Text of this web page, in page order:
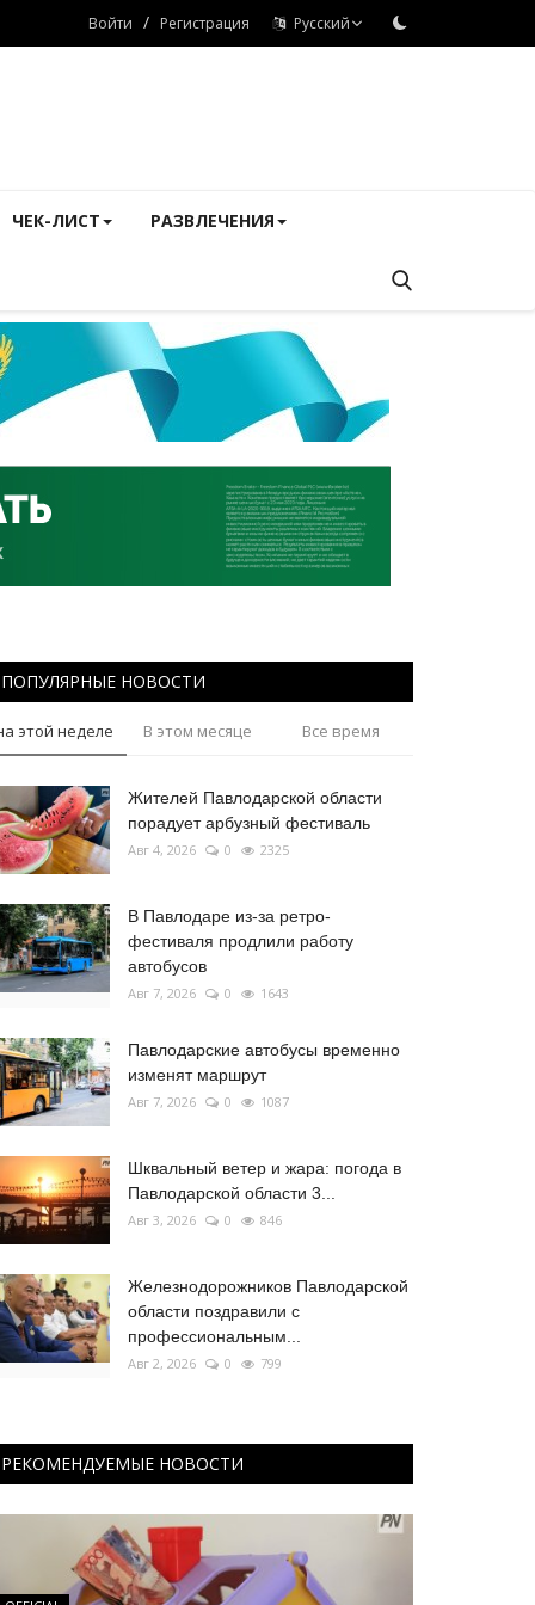
Войти / Регистрация Русский
ЧЕК-ЛИСТ РАЗВЛЕЧЕНИЯ
ПОПУЛЯРНЫЕ НОВОСТИ
этой неделе В этом месяце Все время
Жителей Павлодарской области
порадует арбузный фестиваль
Авг 4, 2026 0 2325
В Павлодаре из-за ретро-
фестиваля продлили работу
автобусов
Авг 7, 2026 0 1643
Павлодарские автобусы временно
изменят маршрут
Авг 7, 2026 0 1087
Шквальный ветер и жара: погода в
Павлодарской области 3...
Авг 3, 2026 0 846
Железнодорожников Павлодарской
области поздравили с
профессиональным...
Авг 2, 2026 0 799
РЕКОМЕНДУЕМЫЕ НОВОСТИ